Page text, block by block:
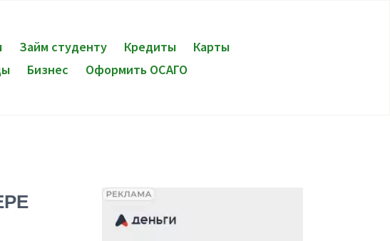
Займ студенту Кредиты
Карты
Бизнес Оформить ОСАГО